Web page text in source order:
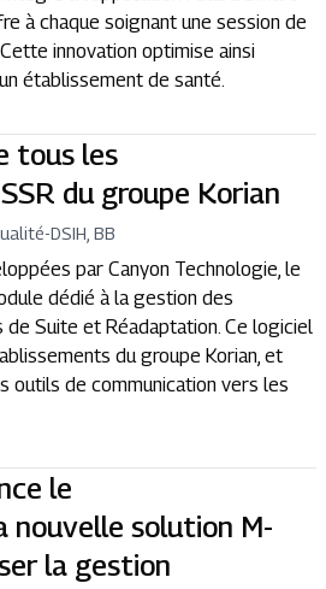
à chaque soignant une session de
innovation optimise ainsi
établissement de santé.
tous les
du groupe Korian
-DSIH, BB
par Canyon Technologie, le
dédié à la gestion des
Suite et Réadaptation. Ce logiciel
du groupe Korian, et
outils de communication vers les
le
nouvelle solution M-
la gestion